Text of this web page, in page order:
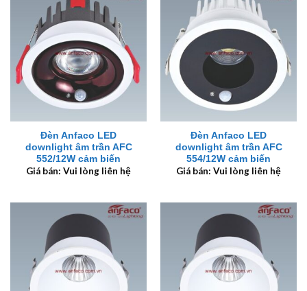
Đèn Anfaco LED
downlight âm trần AFC
552/12W cảm biến
Giá bán: Vui lòng liên hệ
Đèn Anfaco LED
downlight âm trần AFC
554/12W cảm biến
Giá bán: Vui lòng liên hệ